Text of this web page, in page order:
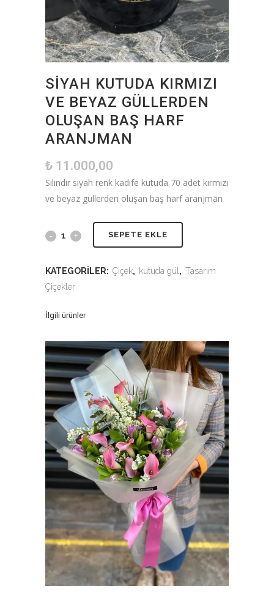
SIYAH KUTUDA KIRMIZI
VE BEYAZ GÜLLERDEN
OLUŞAN BAŞ HARF
ARANJMAN
₺ 11.000,00
Silindir siyah renk kadife kutuda 70 adet kırmızı
ve beyaz güllerden oluşan baş harf aranjman
SEPETE EKLE
KATEGORILER: Çiçek, kutuda gül , Tasarım
Çiçekler
İlgili ürünler